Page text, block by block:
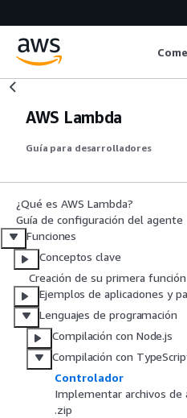
AWS Lambda
Guía para desarrolladores
¿Qué es AWS Lambda?
Guía de configuración del agente
Funciones
Conceptos clave
Creación de su primera función
Ejemplos de aplicaciones y
Lenguajes de programación
Compilación con Node.js
Compilación con
Controlador
Implementar archivos de
.zip